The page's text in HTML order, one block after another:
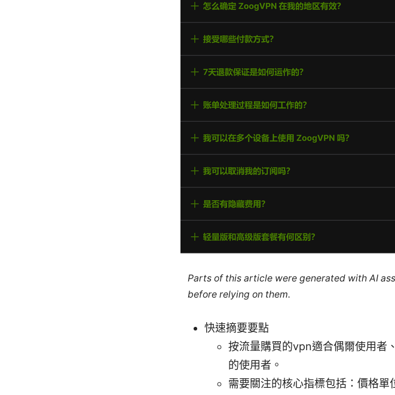
Parts of this article were generated with AI
before relying on them.
快速摘要要點
按流量購買的vpn適合偶爾使用者
的使用者。
需要關注的核心指標包括：價格